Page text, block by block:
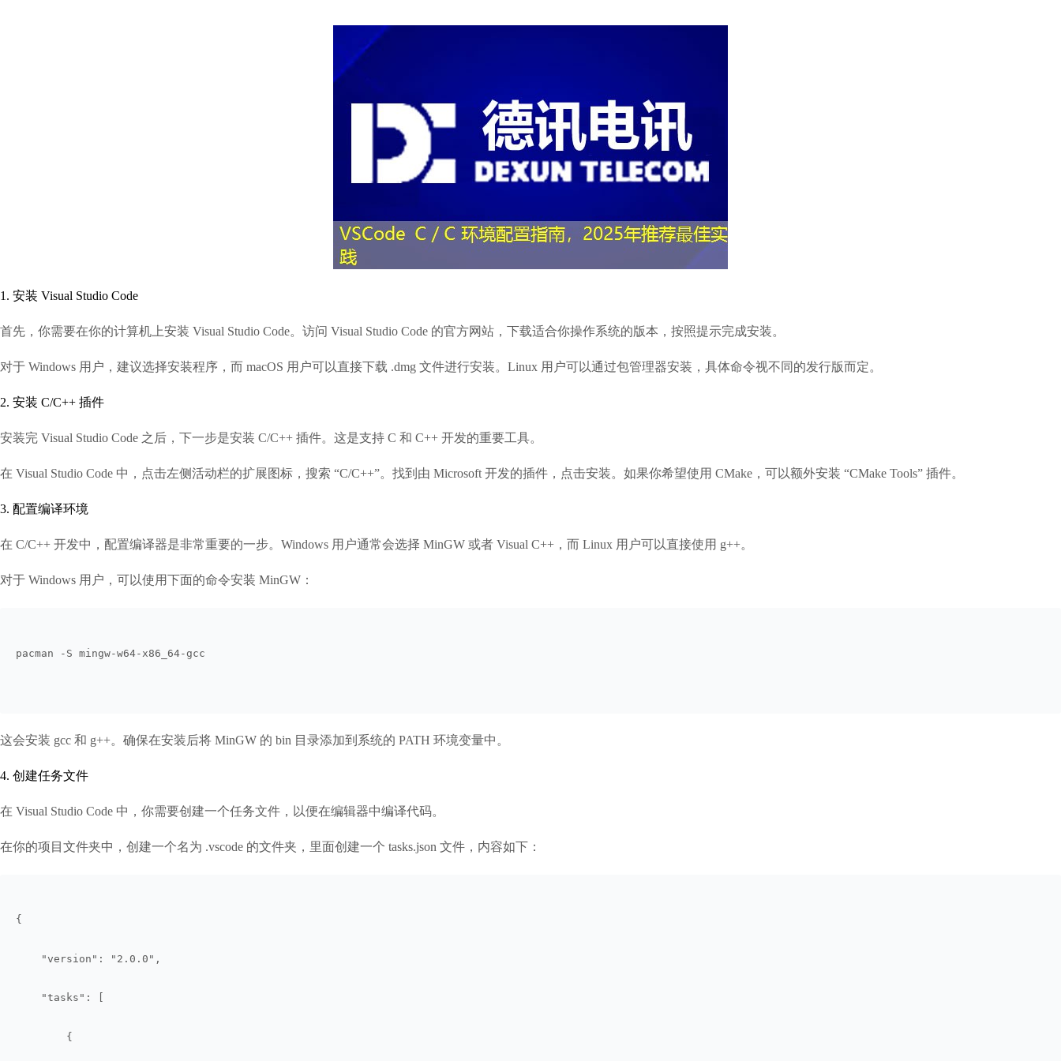
1. 安装 Visual Studio Code
首先，你需要在你的计算机上安装 Visual Studio Code。访问 Visual Studio Code 的官方网站，下载适合你操作系统的版本，按照提示完成安装。
对于 Windows 用户，建议选择安装程序，而 macOS 用户可以直接下载 .dmg 文件进行安装。Linux 用户可以通过包管理器安装，具体命令视不同的发行版而定。
2. 安装 C/C++ 插件
安装完 Visual Studio Code 之后，下一步是安装 C/C++ 插件。这是支持 C 和 C++ 开发的重要工具。
在 Visual Studio Code 中，点击左侧活动栏的扩展图标，搜索 “C/C++”。找到由 Microsoft 开发的插件，点击安装。如果你希望使用 CMake，可以额外安装 “CMake Tools” 插件。
3. 配置编译环境
在 C/C++ 开发中，配置编译器是非常重要的一步。Windows 用户通常会选择 MinGW 或者 Visual C++，而 Linux 用户可以直接使用 g++。
对于 Windows 用户，可以使用下面的命令安装 MinGW：
pacman -S mingw-w64-x86_64-gcc
这会安装 gcc 和 g++。确保在安装后将 MinGW 的 bin 目录添加到系统的 PATH 环境变量中。
4. 创建任务文件
在 Visual Studio Code 中，你需要创建一个任务文件，以便在编辑器中编译代码。
在你的项目文件夹中，创建一个名为 .vscode 的文件夹，里面创建一个 tasks.json 文件，内容如下：
{
    "version": "2.0.0",
    "tasks": [
        {